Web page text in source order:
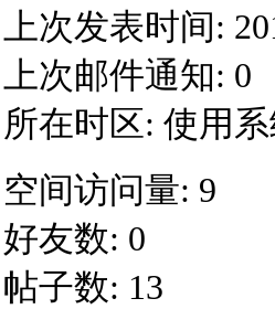
上次发表时间:
上次邮件通知: 0
所在时区: 使用
空间访问量: 9
好友数: 0
帖子数: 13